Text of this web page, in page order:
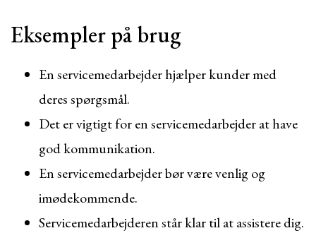
Eksempler på brug
En servicemedarbejder hjælper kunder med
deres spørgsmål.
Det er vigtigt for en servicemedarbejder at have
god kommunikation.
En servicemedarbejder bør være venlig og
imødekommende.
Servicemedarbejderen står klar til at assistere dig.